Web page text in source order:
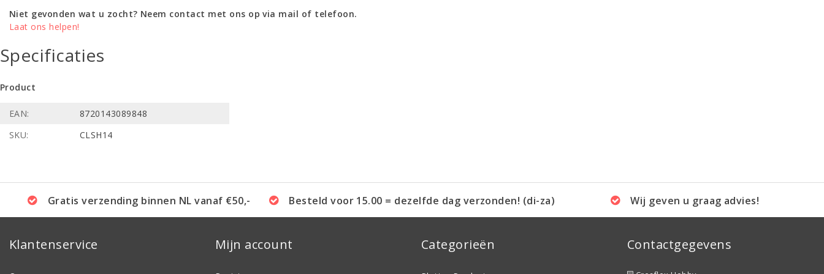
Niet gevonden wat u zocht? Neem contact met ons op via mail of telefoon.
Laat ons helpen!
Specificaties
Product
EAN:
8720143089848
SKU:
CLSH14
Gratis verzending binnen NL vanaf €50,- Besteld voor 15.00 = dezelfde dag verzonden! (di-za) Wij geven u graag advies!
Klantenservice Mijn account Categorieën Contactgegevens